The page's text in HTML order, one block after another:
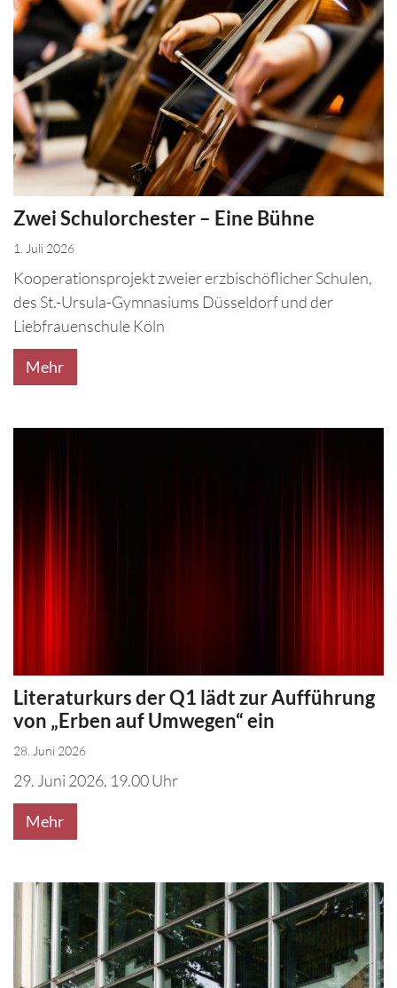
Zwei Schulorchester – Eine Bühne
1. Juli 2026
Kooperationsprojekt zweier erzbischöflicher Schulen,
des St.-Ursula-Gymnasiums Düsseldorf und der
Liebfrauenschule Köln
Mehr
Literaturkurs der Q1 lädt zur Aufführung
von „Erben auf Umwegen“ ein
28. Juni 2026
29. Juni 2026, 19.00 Uhr
Mehr